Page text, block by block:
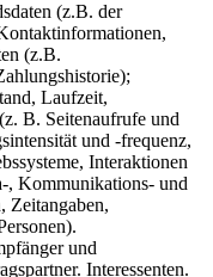
(z.B. der
(z.B.
Laufzeit,
B. Seitenaufrufe und
und -frequenz,
Interaktionen
, Kommunikations- und
Zeitangaben,
und
Interessenten.